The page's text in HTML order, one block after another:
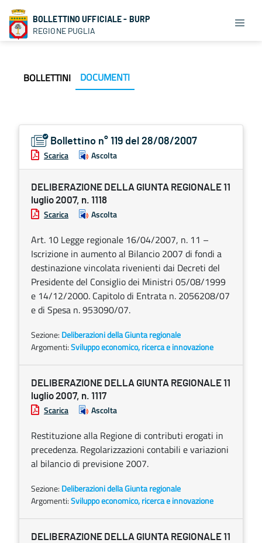
BOLLETTINO UFFICIALE - BURP
REGIONE PUGLIA
BOLLETTINI DOCUMENTI
Bollettino n° 119 del 28/08/2007
Scarica Ascolta
DELIBERAZIONE DELLA GIUNTA REGIONALE 11
luglio 2007, n. 1118
Scarica Ascolta
Art. 10 Legge regionale 16/04/2007, n. 11 –
Iscrizione in aumento al Bilancio 2007 di fondi a
destinazione vincolata rivenienti dai Decreti del
Presidente del Consiglio dei Ministri 05/08/1999
e 14/12/2000. Capitolo di Entrata n. 2056208/07
e di Spesa n. 953090/07.
Sezione: Deliberazioni della Giunta regionale
Argomenti:Sviluppo economico, ricerca e innovazione
DELIBERAZIONE DELLA GIUNTA REGIONALE 11
luglio 2007, n. 1117
Scarica Ascolta
Restituzione alla Regione di contributi erogati in
precedenza. Regolarizzazioni contabili e variazioni
al bilancio di previsione 2007.
Sezione: Deliberazioni della Giunta regionale
Argomenti:Sviluppo economico, ricerca e innovazione
DELIBERAZIONE DELLA GIUNTA REGIONALE 11